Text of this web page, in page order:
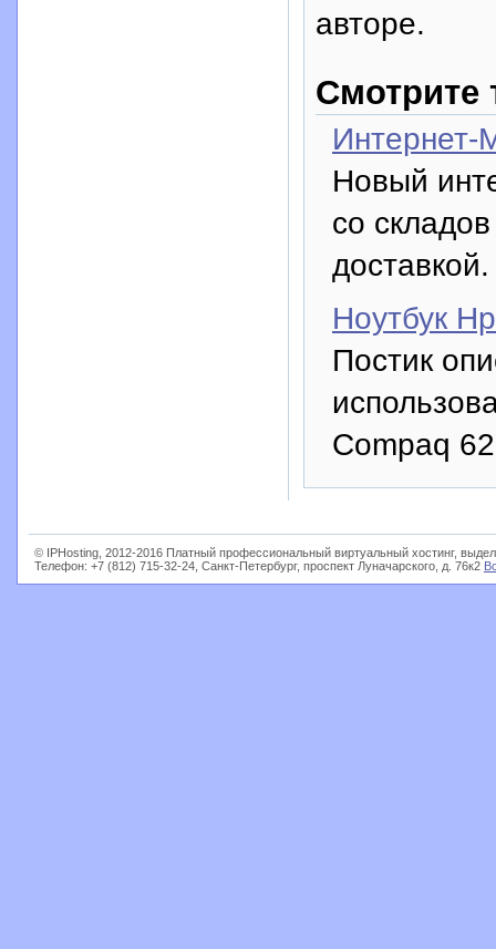
авторе.
Смотрите
Интернет-
Новый
со
доставкой.
Ноутбук
Постик
Compaq
© IPHosting, 2012-2016 Платный профессиональный виртуальный хостинг,
Телефон: +7 (812) 715-32-24, Санкт-Петербург, проспект Луначарского, д. 76к2